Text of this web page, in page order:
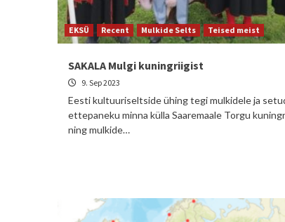
EKSÜ Recent Mulkide Selts Teised meist
SAKALA Mulgi kuningriigist
9. Sep 2023
Eesti kultuuriseltside ühing tegi mulkidele ja
ettepaneku minna külla Saaremaale Torgu
ning mulkide…